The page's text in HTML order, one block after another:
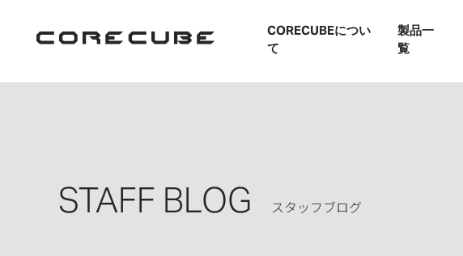
CORECUBEについ
て
製品一
覧
STAFF BLOG スタッフブログ